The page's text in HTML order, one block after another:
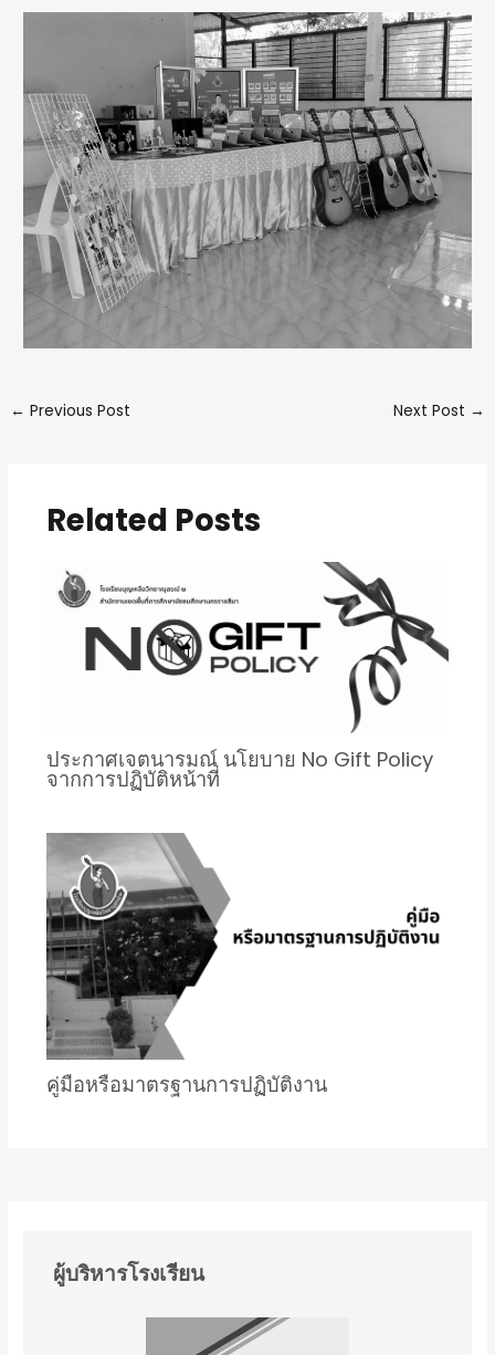
← Previous Post Next Post →
Related Posts
ประกาศเจตนารมณ์ นโยบาย No Gift Policy
จากการปฏิบัติหน้าที่
คู่มือหรือมาตรฐานการปฏิบัติงาน
ผู้บริหารโรงเรียน